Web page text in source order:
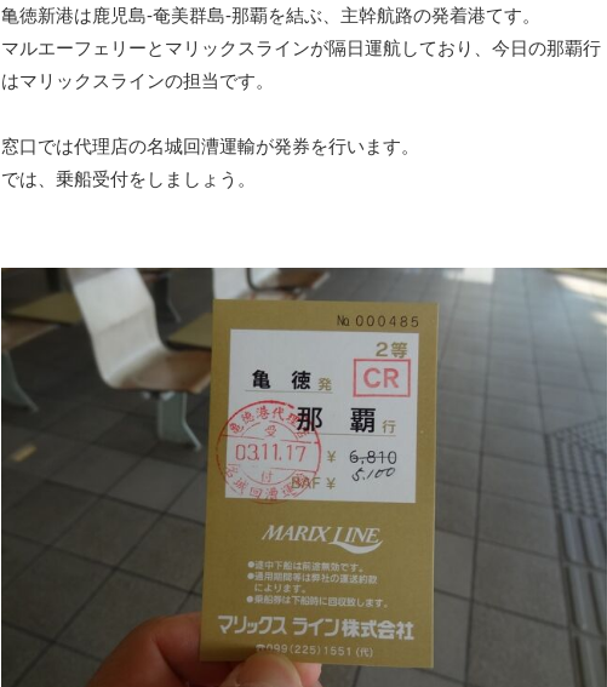
亀徳新港は鹿児島-奄美群島-那覇を結ぶ、主幹航路の発着港てす。
マルエーフェリーとマリックスラインが隔日運航しており、今日の那覇行
はマリックスラインの担当です。
窓口では代理店の名城回漕運輸が発券を行います。
では、乗船受付をしましょう。